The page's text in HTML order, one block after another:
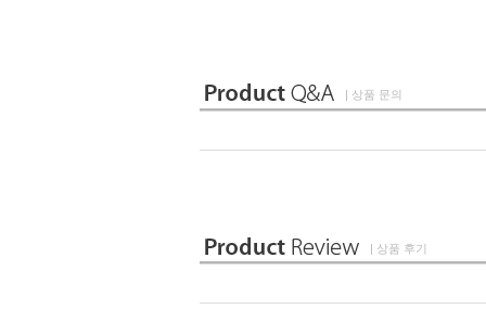
| 상품 문의
| 상품 후기